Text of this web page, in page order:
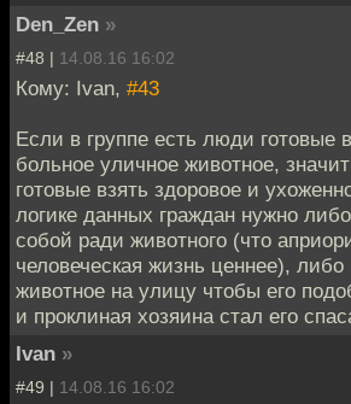
Den_Zen »
#48 | 14.08.16 16:02
Кому: Ivan, #43
Если в группе есть люди готовые
больное уличное животное,
готовые взять здоровое и
логике данных граждан нужно
собой ради животного (что
человеческая жизнь ценнее),
животное на улицу чтобы его
и проклиная хозяина стал его
Ivan »
#49 | 14.08.16 16:02